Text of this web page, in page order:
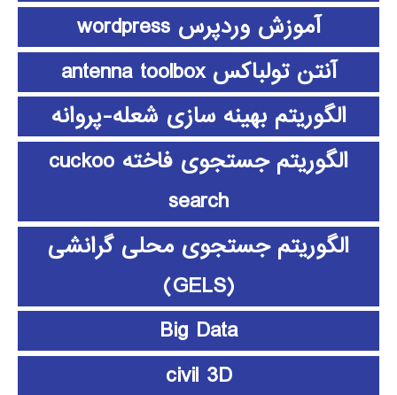
آموزش وردپرس wordpress
آنتن تولباکس antenna toolbox
الگوریتم بهینه سازی شعله-پروانه
الگوریتم جستجوی فاخته cuckoo
search
الگوریتم جستجوی محلی گرانشی
(GELS)
Big Data
civil 3D